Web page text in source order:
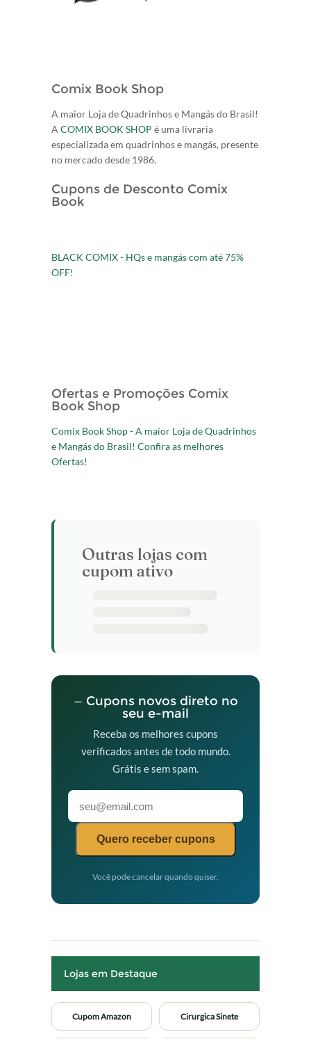
Comix Book Shop
A maior Loja de Quadrinhos e Mangás do Brasil!
A COMIX BOOK SHOP é uma livraria
especializada em quadrinhos e mangás, presente
no mercado desde 1986.
Cupons de Desconto Comix
Book
BLACK COMIX - HQs e mangás com até 75%
OFF!
Ofertas e Promoções Comix
Book Shop
Comix Book Shop - A maior Loja de Quadrinhos
e Mangás do Brasil! Confira as melhores
Ofertas!
Outras lojas com
cupom ativo
— Cupons novos direto no
seu e-mail
Receba os melhores cupons
verificados antes de todo mundo.
Grátis e sem spam.
Quero receber cupons
Você pode cancelar quando quiser.
Lojas em Destaque
Cupom Amazon Cirurgica Sinete